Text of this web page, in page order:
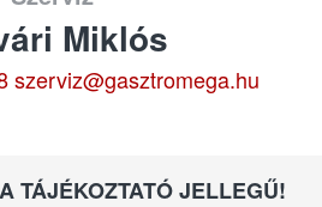
Miklós
szerviz@gasztromega.hu
TÁJÉKOZTATÓ JELLEGŰ!